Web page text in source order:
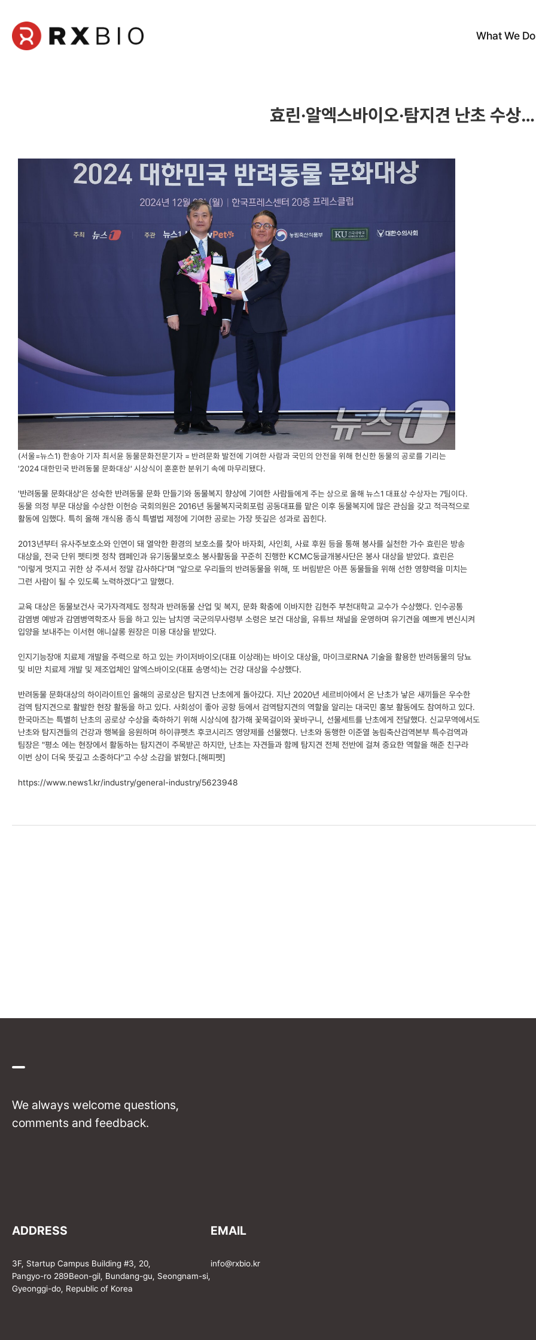
What We Do
문
영
효린·알엑스바이오·탐지견 난초 수상…
(서울=뉴스1) 한송아 기자 최서윤 동물문화전문기자 = 반려문화 발전에 기여한 사람과 국민의 안전을 위해 헌신한 동물의 공로를 기리는
'2024 대한민국 반려동물 문화대상' 시상식이 훈훈한 분위기 속에 마무리됐다.
'반려동물 문화대상'은 성숙한 반려동물 문화 만들기와 동물복지 향상에 기여한 사람들에게 주는 상으로 올해 뉴스1 대표상 수상자는 7팀이다.
동물 의정 부문 대상을 수상한 이헌승 국회의원은 2016년 동물복지국회포럼 공동대표를 맡은 이후 동물복지에 많은 관심을 갖고 적극적으로
활동에 임했다. 특히 올해 개식용 종식 특별법 제정에 기여한 공로는 가장 뜻깊은 성과로 꼽힌다.
2013년부터 유사주보호소와 인연이 돼 열악한 환경의 보호소를 찾아 바자회, 사인회, 사료 후원 등을 통해 봉사를 실천한 가수 효린은 방송
대상을, 전국 단위 펫티켓 정착 캠페인과 유기동물보호소 봉사활동을 꾸준히 진행한 KCMC둥글개봉사단은 봉사 대상을 받았다. 효린은
"이렇게 멋지고 귀한 상 주셔서 정말 감사하다"며 "앞으로 우리들의 반려동물을 위해, 또 버림받은 아픈 동물들을 위해 선한 영향력을 미치는
그런 사람이 될 수 있도록 노력하겠다"고 말했다.
교육 대상은 동물보건사 국가자격제도 정착과 반려동물 산업 및 복지, 문화 확충에 이바지한 김현주 부천대학교 교수가 수상했다. 인수공통
감염병 예방과 감염병역학조사 등을 하고 있는 남치영 국군의무사령부 소령은 보건 대상을, 유튜브 채널을 운영하며 유기견을 예쁘게 변신시켜
입양을 보내주는 이서현 애니살롱 원장은 미용 대상을 받았다.
인지기능장애 치료제 개발을 주력으로 하고 있는 카이저바이오(대표 이상래)는 바이오 대상을, 마이크로RNA 기술을 활용한 반려동물의 당뇨
및 비만 치료제 개발 및 제조업체인 알엑스바이오(대표 송명석)는 건강 대상을 수상했다.
반려동물 문화대상의 하이라이트인 올해의 공로상은 탐지견 난초에게 돌아갔다. 지난 2020년 세르비아에서 온 난초가 낳은 새끼들은 우수한
검역 탐지견으로 활발한 현장 활동을 하고 있다. 사회성이 좋아 공항 등에서 검역탐지견의 역할을 알리는 대국민 홍보 활동에도 참여하고 있다.
한국마즈는 특별히 난초의 공로상 수상을 축하하기 위해 시상식에 참가해 꽃목걸이와 꽃바구니, 선물세트를 난초에게 전달했다. 신교무역에서도
난초와 탐지견들의 건강과 행복을 응원하며 하이큐펫츠 후코시리즈 영양제를 선물했다. 난초와 동행한 이준열 농림축산검역본부 특수검역과
팀장은 "평소 에는 현장에서 활동하는 탐지견이 주목받곤 하지만, 난초는 자견들과 함께 탐지견 전체 전반에 걸쳐 중요한 역할을 해준 친구라
이번 상이 더욱 뜻깊고 소중하다"고 수상 소감을 밝혔다.[해피펫]
https://www.news1.kr/industry/general-industry/5623948
We always welcome questions,
comments and feedback.
ADDRESS
3F, Startup Campus Building #3, 20,
Pangyo-ro 289Beon-gil, Bundang-gu, Seongnam-si,
Gyeonggi-do, Republic of Korea
EMAIL
info@rxbio.kr